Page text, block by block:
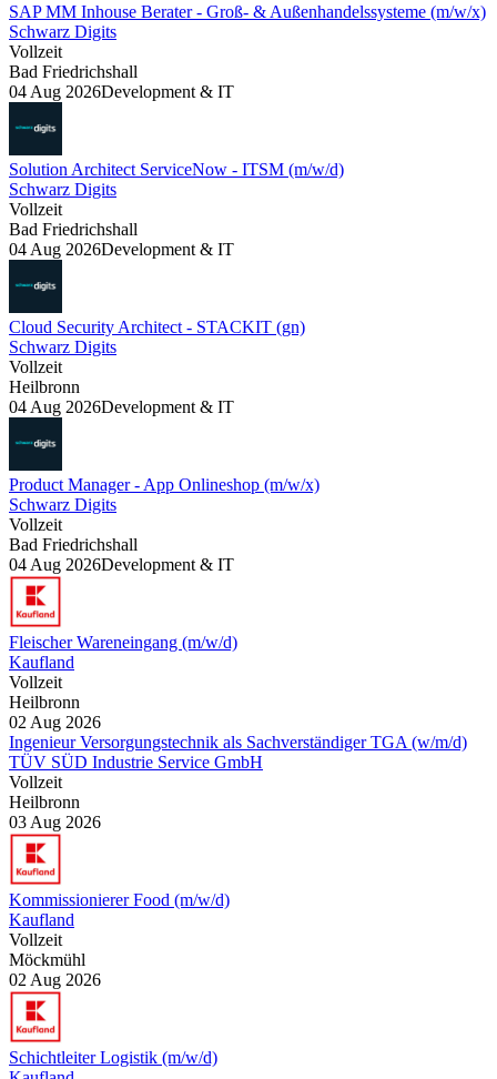
SAP MM Inhouse Berater - Groß- & Außenhandelssysteme (m/w/x)
Schwarz Digits
Vollzeit
Bad Friedrichshall
04 Aug 2026Development & IT
Solution Architect ServiceNow - ITSM (m/w/d)
Schwarz Digits
Vollzeit
Bad Friedrichshall
04 Aug 2026Development & IT
Cloud Security Architect - STACKIT (gn)
Schwarz Digits
Vollzeit
Heilbronn
04 Aug 2026Development & IT
Product Manager - App Onlineshop (m/w/x)
Schwarz Digits
Vollzeit
Bad Friedrichshall
04 Aug 2026Development & IT
Fleischer Wareneingang (m/w/d)
Kaufland
Vollzeit
Heilbronn
02 Aug 2026
Ingenieur Versorgungstechnik als Sachverständiger TGA (w/m/d)
TÜV SÜD Industrie Service GmbH
Vollzeit
Heilbronn
03 Aug 2026
Kommissionierer Food (m/w/d)
Kaufland
Vollzeit
Möckmühl
02 Aug 2026
Schichtleiter Logistik (m/w/d)